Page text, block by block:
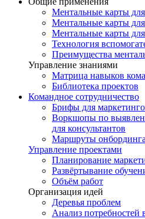
Ментальные карты
Ментальные карты для
Ментальные карты
Технология
Преимущества
Управление знаниями
Матрица навыков
Библиотека проектов
Командное сотрудничество
Брифы для
Воркшопы по
для консультантов
Маршруты
Управление проектами
Планирование
Развёртывание
Объём работ
Организация идей
Деревья проблем
Анализ потребностей